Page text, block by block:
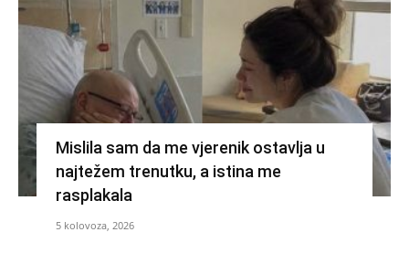
Mislila sam da me vjerenik ostavlja u
najtežem trenutku, a istina me
rasplakala
5 kolovoza, 2026